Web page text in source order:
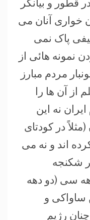
قطور و بیانگر
آنان می
پاک نمی
نمونه هائی از
مردم مبارز
سال 1325 یک قلم از آن ها را
نه این
در کودتای
کرده اند و نه می
شکنجه
سی (دو دهه
ساواکی و
رژیم